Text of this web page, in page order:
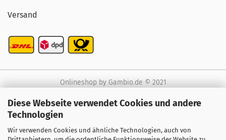
Diese Webseite verwendet Cookies und andere
Technologien
Wir verwenden Cookies und ähnliche Technologien, auch von
Versand
Onlineshopby Gambio.de © 2021